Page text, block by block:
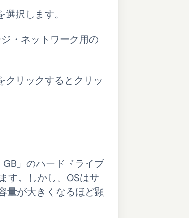
択します。
・ネットワーク用の
リックするとクリッ
」のハードドライブ
す。しかし、OSはサ
量が大きくなるほど顕